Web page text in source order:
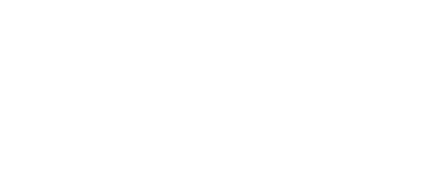
bánh ngọt là địa điểm để thưởng
nhiều khách hàng yêu thích hiện
trọng vào việc tính thẩm mỹ để tạo ấn